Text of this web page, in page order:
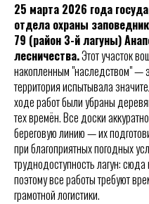
25 марта 2026 года
отдела охраны
79 (район 3-й лагуны)
лесничества.Этот участок
накопленным "наследством" —
территория испытывала
ходе работ были убраны
тех времён. Все доски
береговую линию — их
при благоприятных погодных
труднодоступность лагун:
поэтому все работы требуют
грамотной логистики.